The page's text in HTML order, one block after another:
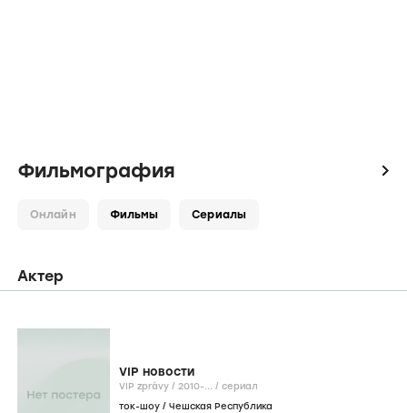
Фильмография icon
Онлайн Фильмы Сериалы
Актер
VIP новости
VIP zprávy / 2010-... / сериал
ток-шоу / Чешская Республика